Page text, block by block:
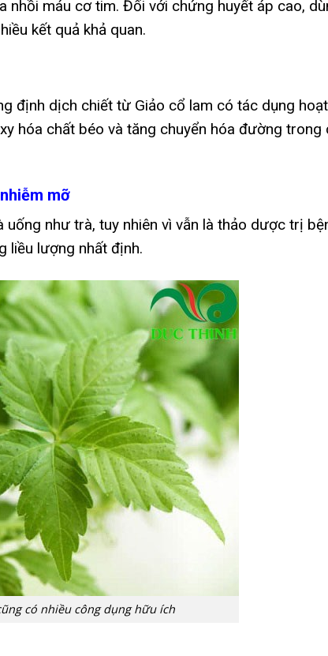
nhồi máu cơ tim. Đối với chứng huyết áp cao,
kết quả khả quan.
định dịch chiết từ Giảo cổ lam có tác dụng hoạt
hóa chất béo và tăng chuyển hóa đường trong
mỡ
uống như trà, tuy nhiên vì vẫn là thảo dược trị
liều lượng nhất định.
có nhiều công dụng hữu ích